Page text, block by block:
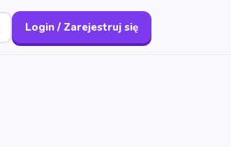
Login / Zarejestruj się